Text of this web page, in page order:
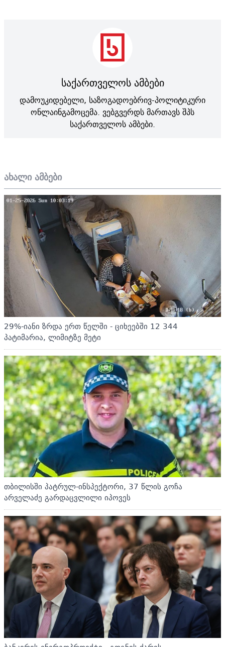
ახალი ამბები
29%-იანი ზრდა ერთ წელში - ციხეებში 12 344
პატიმარია, ლიმიტზე მეტი
თბილისში პატრულ-ინსპექტორი, 37 წლის გოჩა
არველაძე გარდაცვლილი იპოვეს
საქართველოს ამბები
დამოუკიდებელი, საზოგადოებრივ-პოლიტიკური
ონლაინგამოცემა. ვებგვერდს მართავს შპს
საქართველოს ამბები.